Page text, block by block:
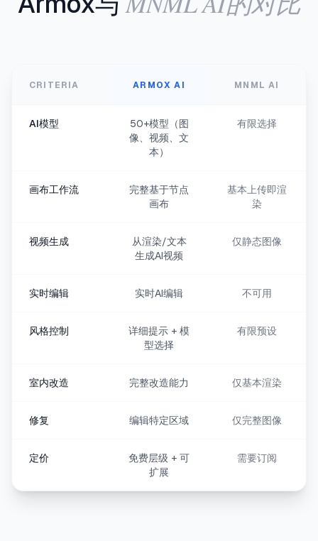
CRITERIA ARMOX AI MNML AI
AI模型
50+模型（图
像、视频、文
本）
有限选择
画布工作流
完整基于节点
画布
基本上传即渲
染
视频生成
从渲染/文本
生成AI视频
仅静态图像
实时编辑 实时AI编辑 不可用
风格控制
详细提示 + 模
型选择
有限预设
室内改造 完整改造能力 仅基本渲染
修复 编辑特定区域 仅完整图像
定价
免费层级 + 可
扩展
需要订阅